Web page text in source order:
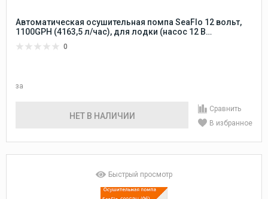
Автоматическая осушительная помпа SeaFlo 12 вольт,
1100GPH (4163,5 л/час), для лодки (насос 12 В
водооткачивающая трюмная)
0
за
НЕТ В НАЛИЧИИ
Сравнить
В избранное
Быстрый просмотр